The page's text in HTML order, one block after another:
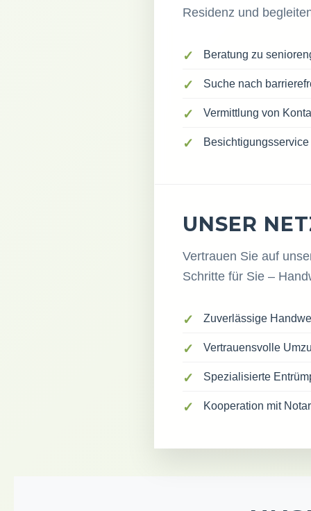
Residenz und
Beratung zu
Suche nach
Vermittlung von
UNSER
Vertrauen Sie auf
Schritte für Sie –
Zuverlässige
Vertrauensvolle
Spezialisierte
Kooperation mit